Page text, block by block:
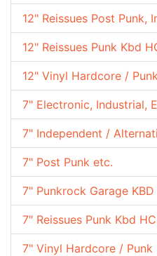
12" Reissues Post Punk,
12" Reissues Punk Kbd
12" Vinyl Hardcore / Punk
7" Electronic, Industrial,
7" Independent /
7" Post Punk etc.
7" Punkrock Garage KBD
7" Reissues Punk Kbd HC
7" Vinyl Hardcore / Punk